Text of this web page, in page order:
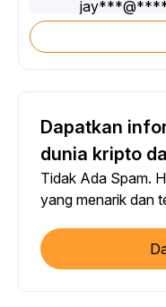
Dapatkan
dunia kripto
Tidak Ada Spam.
yang menarik dan